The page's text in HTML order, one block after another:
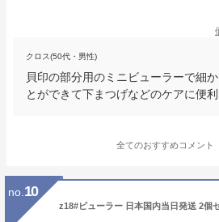
クロス(50代・男性)
貝印の部分用のミニビューラーで細
とができて下まつげなどのケアに便利
全てのおすすめコメント
no. 10